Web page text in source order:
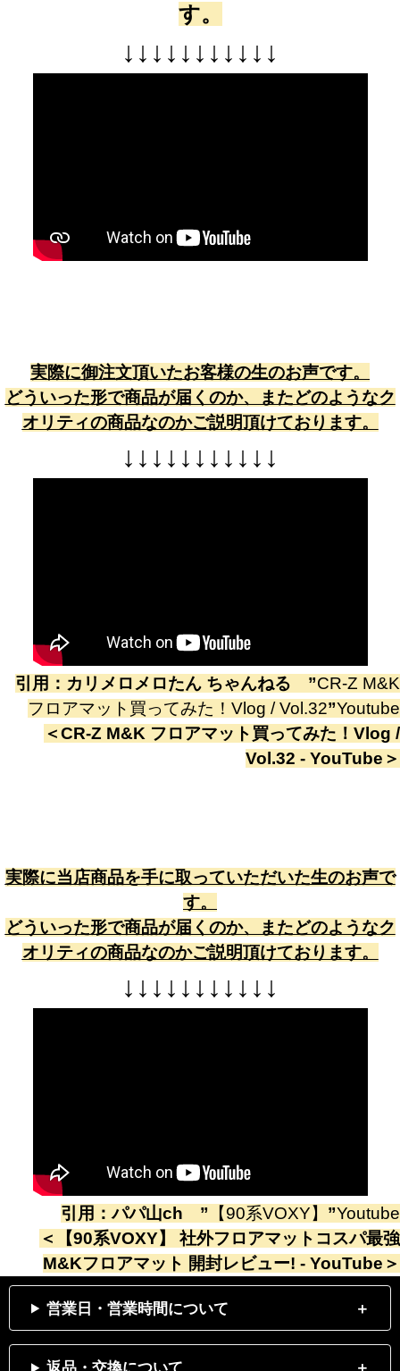
す。
↓ ↓ ↓ ↓ ↓ ↓ ↓ ↓ ↓ ↓ ↓
実際に御注文頂いたお客様の生のお声です。
どういった形で商品が届くのか、またどのようなク
オリティの商品なのかご説明頂けております。
↓ ↓ ↓ ↓ ↓ ↓ ↓ ↓ ↓ ↓ ↓
引用： カリメロメロたん ちゃんねる ”CR-Z M&K
フロアマット買ってみた！Vlog / Vol.32”Youtube
＜CR-Z M&K フロアマット買ってみた！Vlog /
Vol.32 - YouTube ＞
実際に当店商品を手に取っていただいた生のお声で
す。
どういった形で商品が届くのか、またどのようなク
オリティの商品なのかご説明頂けております。
↓ ↓ ↓ ↓ ↓ ↓ ↓ ↓ ↓ ↓ ↓
引用：パパ山ch ” 【90系VOXY】 ”Youtube
＜
【90系VOXY】 社外フロアマットコスパ最強
M&Kフロアマット 開封レビュー! - YouTube ＞
営業日・営業時間について
返品・交換について